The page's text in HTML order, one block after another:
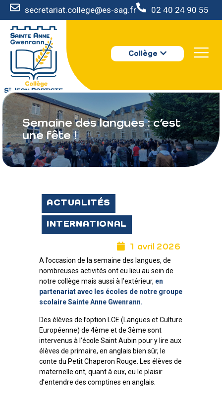
secretariat.college@es-sag.fr 02 40 24 90 55
Collège
Semaine des langues : c’est
une fête !
LE COLLÈGE
S’INSCRIRE
VIE AU COLLÈGE
VOTRE ESPACE
NOUS CONTACTER
ACTUALITÉS
INTERNATIONAL
1 avril 2026
A l’occasion de la semaine des langues, de
nombreuses activités ont eu lieu au sein de
notre collège mais aussi à l’extérieur, en
partenariat avec les écoles de notre groupe
scolaire Sainte Anne Gwenrann.
Des élèves de l’option LCE (Langues et Culture
Européenne) de 4ème et de 3ème sont
intervenus à l’école Saint Aubin pour y lire aux
élèves de primaire, en anglais bien sûr, le
conte du Petit Chaperon Rouge. Les élèves de
maternelle ont, quant à eux, eu le plaisir
d’entendre des comptines en anglais.